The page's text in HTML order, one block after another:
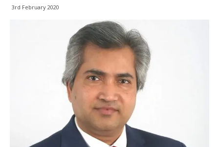
3rd February 2020